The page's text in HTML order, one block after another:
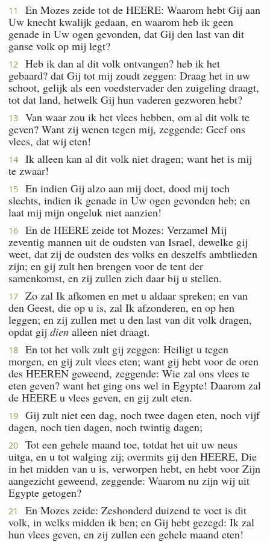
11
En Mozes zeide tot de HEERE: Waarom hebt Gij aan
Uw knecht kwalijk gedaan, en waarom heb ik geen
genade in Uw ogen gevonden, dat Gij den last van dit
ganse volk op mij legt?
12
Heb ik dan al dit volk ontvangen? heb ik het
gebaard? dat Gij tot mij zoudt zeggen: Draag het in uw
schoot, gelijk als een voedstervader den zuigeling draagt,
tot dat land, hetwelk Gij hun vaderen gezworen hebt?
13
Van waar zou ik het vlees hebben, om al dit volk te
geven? Want zij wenen tegen mij, zeggende: Geef ons
vlees, dat wij eten!
14
Ik alleen kan al dit volk niet dragen; want het is mij
te zwaar!
15
En indien Gij alzo aan mij doet, dood mij toch
slechts, indien ik genade in Uw ogen gevonden heb; en
laat mij mijn ongeluk niet aanzien!
16
En de HEERE zeide tot Mozes: Verzamel Mij
zeventig mannen uit de oudsten van Israel, dewelke gij
weet, dat zij de oudsten des volks en deszelfs ambtlieden
zijn; en gij zult hen brengen voor de tent der
samenkomst, en zij zullen zich daar bij u stellen.
17
Zo zal Ik afkomen en met u aldaar spreken; en van
den Geest, die op u is, zal Ik afzonderen, en op hen
leggen; en zij zullen met u den last van dit volk dragen,
opdat gij dien alleen niet draagt.
18
En tot het volk zult gij zeggen: Heiligt u tegen
morgen, en gij zult vlees eten; want gij hebt voor de oren
des HEEREN geweend, zeggende: Wie zal ons vlees te
eten geven? want het ging ons wel in Egypte! Daarom zal
de HEERE u vlees geven, en gij zult eten.
19
Gij zult niet een dag, noch twee dagen eten, noch vijf
dagen, noch tien dagen, noch twintig dagen;
20
Tot een gehele maand toe, totdat het uit uw neus
uitga, en u tot walging zij; overmits gij den HEERE, Die
in het midden van u is, verworpen hebt, en hebt voor Zijn
aangezicht geweend, zeggende: Waarom nu zijn wij uit
Egypte getogen?
21
En Mozes zeide: Zeshonderd duizend te voet is dit
volk, in welks midden ik ben; en Gij hebt gezegd: Ik zal
hun vlees geven, en zij zullen een gehele maand eten!